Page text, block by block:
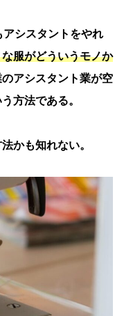
シスタントをやれ
服がどういうモノか
アシスタント業が空
方法である。
かも知れない。